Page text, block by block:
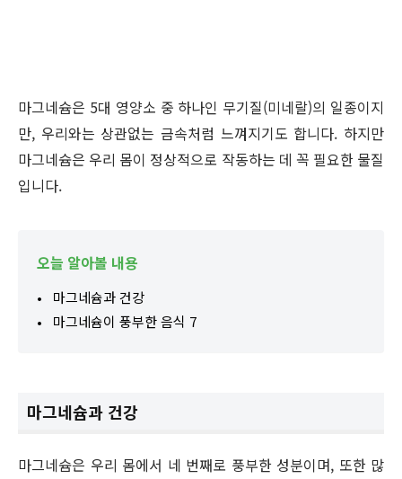
마그네슘은 5대 영양소 중 하나인 무기질(미네랄)의 일종이지
만, 우리와는 상관없는 금속처럼 느껴지기도 합니다. 하지만
마그네슘은 우리 몸이 정상적으로 작동하는 데 꼭 필요한 물질
입니다.
오늘 알아볼 내용
마그네슘과 건강
마그네슘이 풍부한 음식 7
마그네슘과 건강
마그네슘은 우리 몸에서 네 번째로 풍부한 성분이며, 또한 많